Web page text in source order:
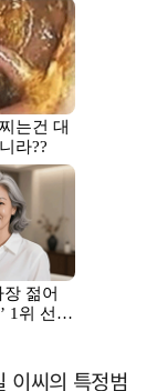
이씨의 특정범